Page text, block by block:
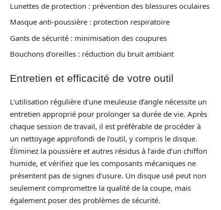
Lunettes de protection : prévention des blessures oculaires
Masque anti-poussière : protection respiratoire
Gants de sécurité : minimisation des coupures
Bouchons d’oreilles : réduction du bruit ambiant
Entretien et efficacité de votre outil
L’utilisation régulière d’une meuleuse d’angle nécessite un
entretien approprié pour prolonger sa durée de vie. Après
chaque session de travail, il est préférable de procéder à
un nettoyage approfondi de l’outil, y compris le disque.
Éliminez la poussière et autres résidus à l’aide d’un chiffon
humide, et vérifiez que les composants mécaniques ne
présentent pas de signes d’usure. Un disque usé peut non
seulement compromettre la qualité de la coupe, mais
également poser des problèmes de sécurité.